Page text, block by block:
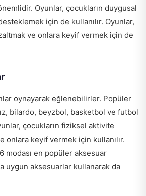
Oyunlar, çocukların duygusal
için de kullanılır. Oyunlar,
ve onlara keyif vermek için de
oynayarak eğlenebilirler. Popüler
bilardo, beyzbol, basketbol ve futbol
çocukların fiziksel aktivite
onlara keyif vermek için kullanılır.
modası en popüler aksesuar
uygun aksesuarlar kullanarak da